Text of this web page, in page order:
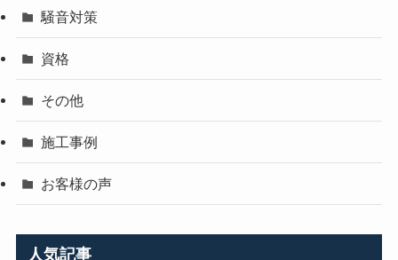
騒音対策
資格
その他
施工事例
お客様の声
人気記事